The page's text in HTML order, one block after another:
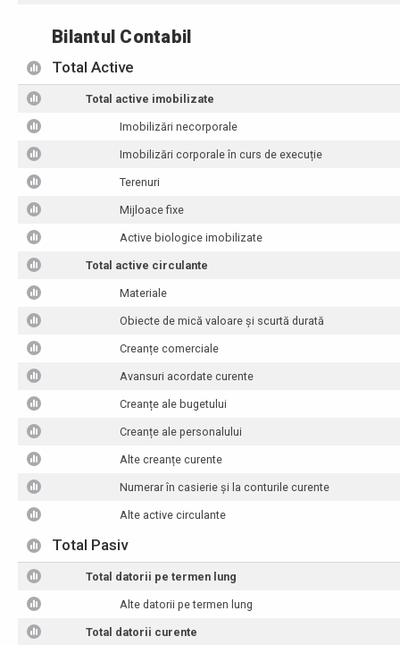
Bilantul Contabil
Total Active
Total active imobilizate
Imobilizări necorporale
Imobilizări corporale în curs de execuție
Terenuri
Mijloace fixe
Active biologice imobilizate
Total active circulante
Materiale
Obiecte de mică valoare și scurtă durată
Creanțe comerciale
Avansuri acordate curente
Creanțe ale bugetului
Creanțe ale personalului
Alte creanțe curente
Numerar în casierie și la conturile curente
Alte active circulante
Total Pasiv
Total datorii pe termen lung
Alte datorii pe termen lung
Total datorii curente